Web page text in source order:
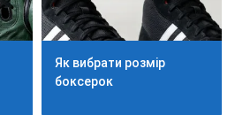
Як вибрати розмір
боксерок